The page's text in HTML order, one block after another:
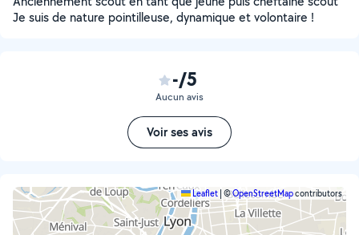
Je suis de nature pointilleuse, dynamique et volontaire !
-/5
Aucun avis
Voir ses avis
Leaflet ©OpenStreetMapcontributors